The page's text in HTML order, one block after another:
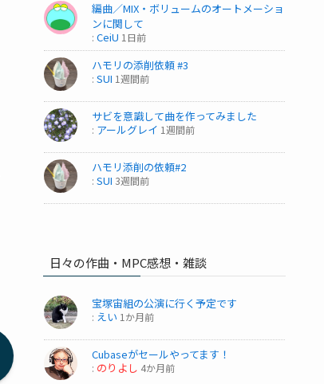
編曲／MIX・ボリュームのオートメーショ
ンに関して
:CeiU 1日前
ハモリの添削依頼 #3
:SUI 1週間前
サビを意識して曲を作ってみました
: アールグレイ 1週間前
ハモリ添削の依頼#2
:SUI 3週間前
日々の作曲・MPC感想・雑談
宝塚宙組の公演に行く予定です
: えい 1か月前
Cubaseがセールやってます！
: のりよし 4か月前